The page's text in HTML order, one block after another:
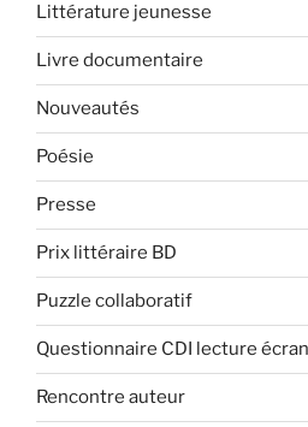
Littérature jeunesse
Livre documentaire
Nouveautés
Poésie
Presse
Prix littéraire BD
Puzzle collaboratif
Questionnaire CDI lecture
Rencontre auteur